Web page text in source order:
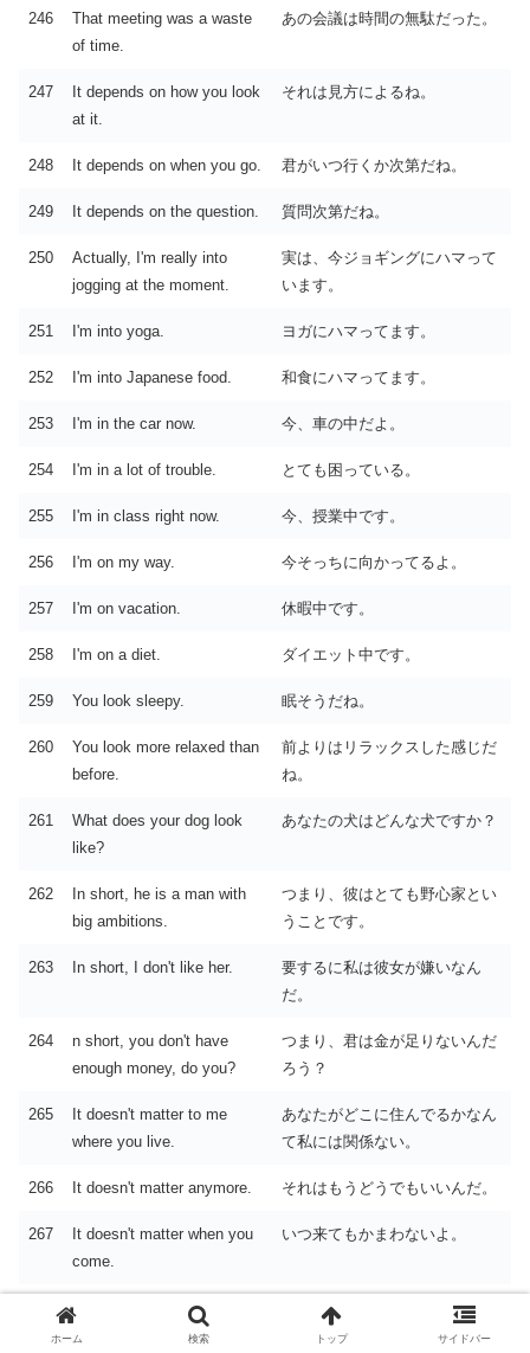
246
That meeting was a waste
of time.
あの会議は時間の無駄だった。
247
It depends on how you look
at it.
それは見方によるね。
248 It depends on when you go. 君がいつ行くか次第だね。
249 It depends on the question. 質問次第だね。
250
Actually, I'm really into
jogging at the moment.
実は、今ジョギングにハマって
います。
251 I'm into yoga. ヨガにハマってます。
252 I'm into Japanese food. 和食にハマってます。
253 I'm in the car now. 今、車の中だよ。
254 I'm in a lot of trouble. とても困っている。
255 I'm in class right now. 今、授業中です。
256 I'm on my way. 今そっちに向かってるよ。
257 I'm on vacation. 休暇中です。
258 I'm on a diet. ダイエット中です。
259 You look sleepy. 眠そうだね。
260
You look more relaxed than
before.
前よりはリラックスした感じだ
ね。
261
What does your dog look
like?
あなたの犬はどんな犬ですか？
262
In short, he is a man with
big ambitions.
つまり、彼はとても野心家とい
うことです。
263 In short, I don't like her.
要するに私は彼女が嫌いなん
だ。
264
n short, you don't have
enough money, do you?
つまり、君は金が足りないんだ
ろう？
265
It doesn't matter to me
where you live.
あなたがどこに住んでるかなん
て私には関係ない。
266 It doesn't matter anymore. それはもうどうでもいいんだ。
267
It doesn't matter when you
come.
いつ来てもかまわないよ。
It was a shame. 残念だった。
ホーム 検索 トップ サイドバー